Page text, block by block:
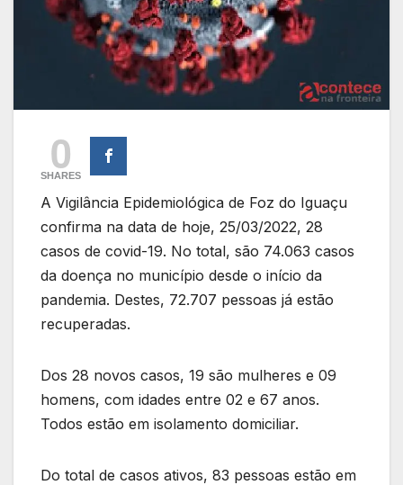
0
SHARES
A Vigilância Epidemiológica de Foz do Iguaçu
confirma na data de hoje, 25/03/2022, 28
casos de covid-19. No total, são 74.063 casos
da doença no município desde o início da
pandemia. Destes, 72.707 pessoas já estão
recuperadas.
Dos 28 novos casos, 19 são mulheres e 09
homens, com idades entre 02 e 67 anos.
Todos estão em isolamento domiciliar.
Do total de casos ativos, 83 pessoas estão em